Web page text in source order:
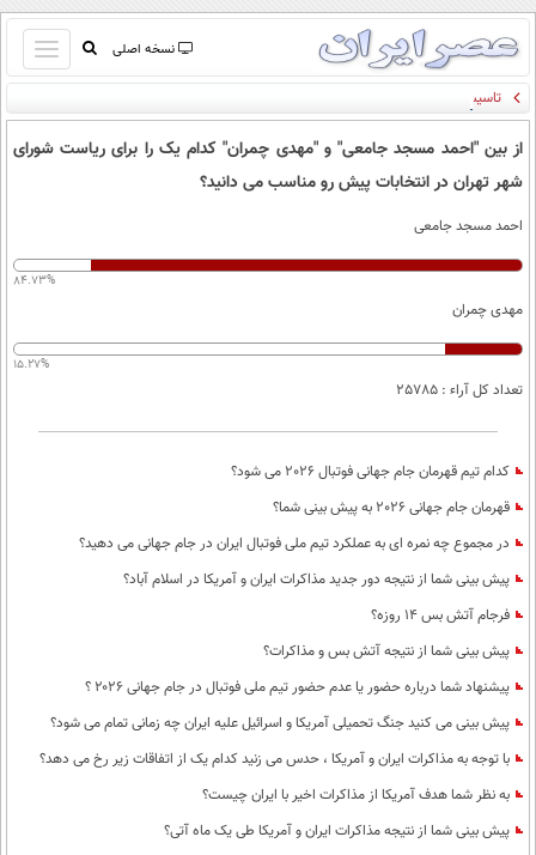
نسخه اصلی
باز
و
بسته
کردن
تماس با ما
جستجو
آب و هوا
سواد زندگی
اقتصادی
خودرو
جامعه
اجتماعی
حوادث
سلامت
محیط زیست
سفر و تفریح
ورزشی
بین الملل
سیاست خارجی
فرهنگ و هنر
اخبار کریپتو
باشگاه مغز
مجله تصویری سلاح
فیلم
اقتصاد
ورزش
عصر ایران 2
خواندنی ها و دیدنی ها
آموزش زبان
تاسیس ناتو اسلامی توسط عربستان سعودی، ترکیه و پاکستان / علت: ایران
از بین "احمد مسجد جامعی" و "مهدی چمران" کدام یک را برای ریاست شورای
شهر تهران در انتخابات پیش رو مناسب می دانید؟
احمد مسجد جامعی
84.73%
مهدی چمران
15.27%
تعداد کل آراء : 25785
کدام تیم قهرمان جام جهانی فوتبال 2026 می شود؟
قهرمان جام جهانی 2026 به پیش بینی شما؟
در مجموع چه نمره ای به عملکرد تیم ملی فوتبال ایران در جام جهانی می دهید؟
پیش بینی شما از نتیجه دور جدید مذاکرات ایران و آمریکا در اسلام آباد؟
فرجام آتش بس 14 روزه؟
پیش بینی شما از نتیجه آتش بس و مذاکرات؟
پیشنهاد شما درباره حضور یا عدم حضور تیم ملی فوتبال در جام جهانی ۲۰۲۶ ؟
پیش بینی می کنید جنگ تحمیلی آمریکا و اسرائیل علیه ایران چه زمانی تمام می شود؟
با توجه به مذاکرات ایران و آمریکا ، حدس می زنید کدام یک از اتفاقات زیر رخ می دهد؟
به نظر شما هدف آمریکا از مذاکرات اخیر با ایران چیست؟
پیش بینی شما از نتیجه مذاکرات ایران و آمریکا طی یک ماه آتی؟